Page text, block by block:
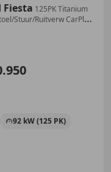
Fiesta 125PK Titanium
Stuur/Ruitverw CarPlay
92 kW (125 PK)